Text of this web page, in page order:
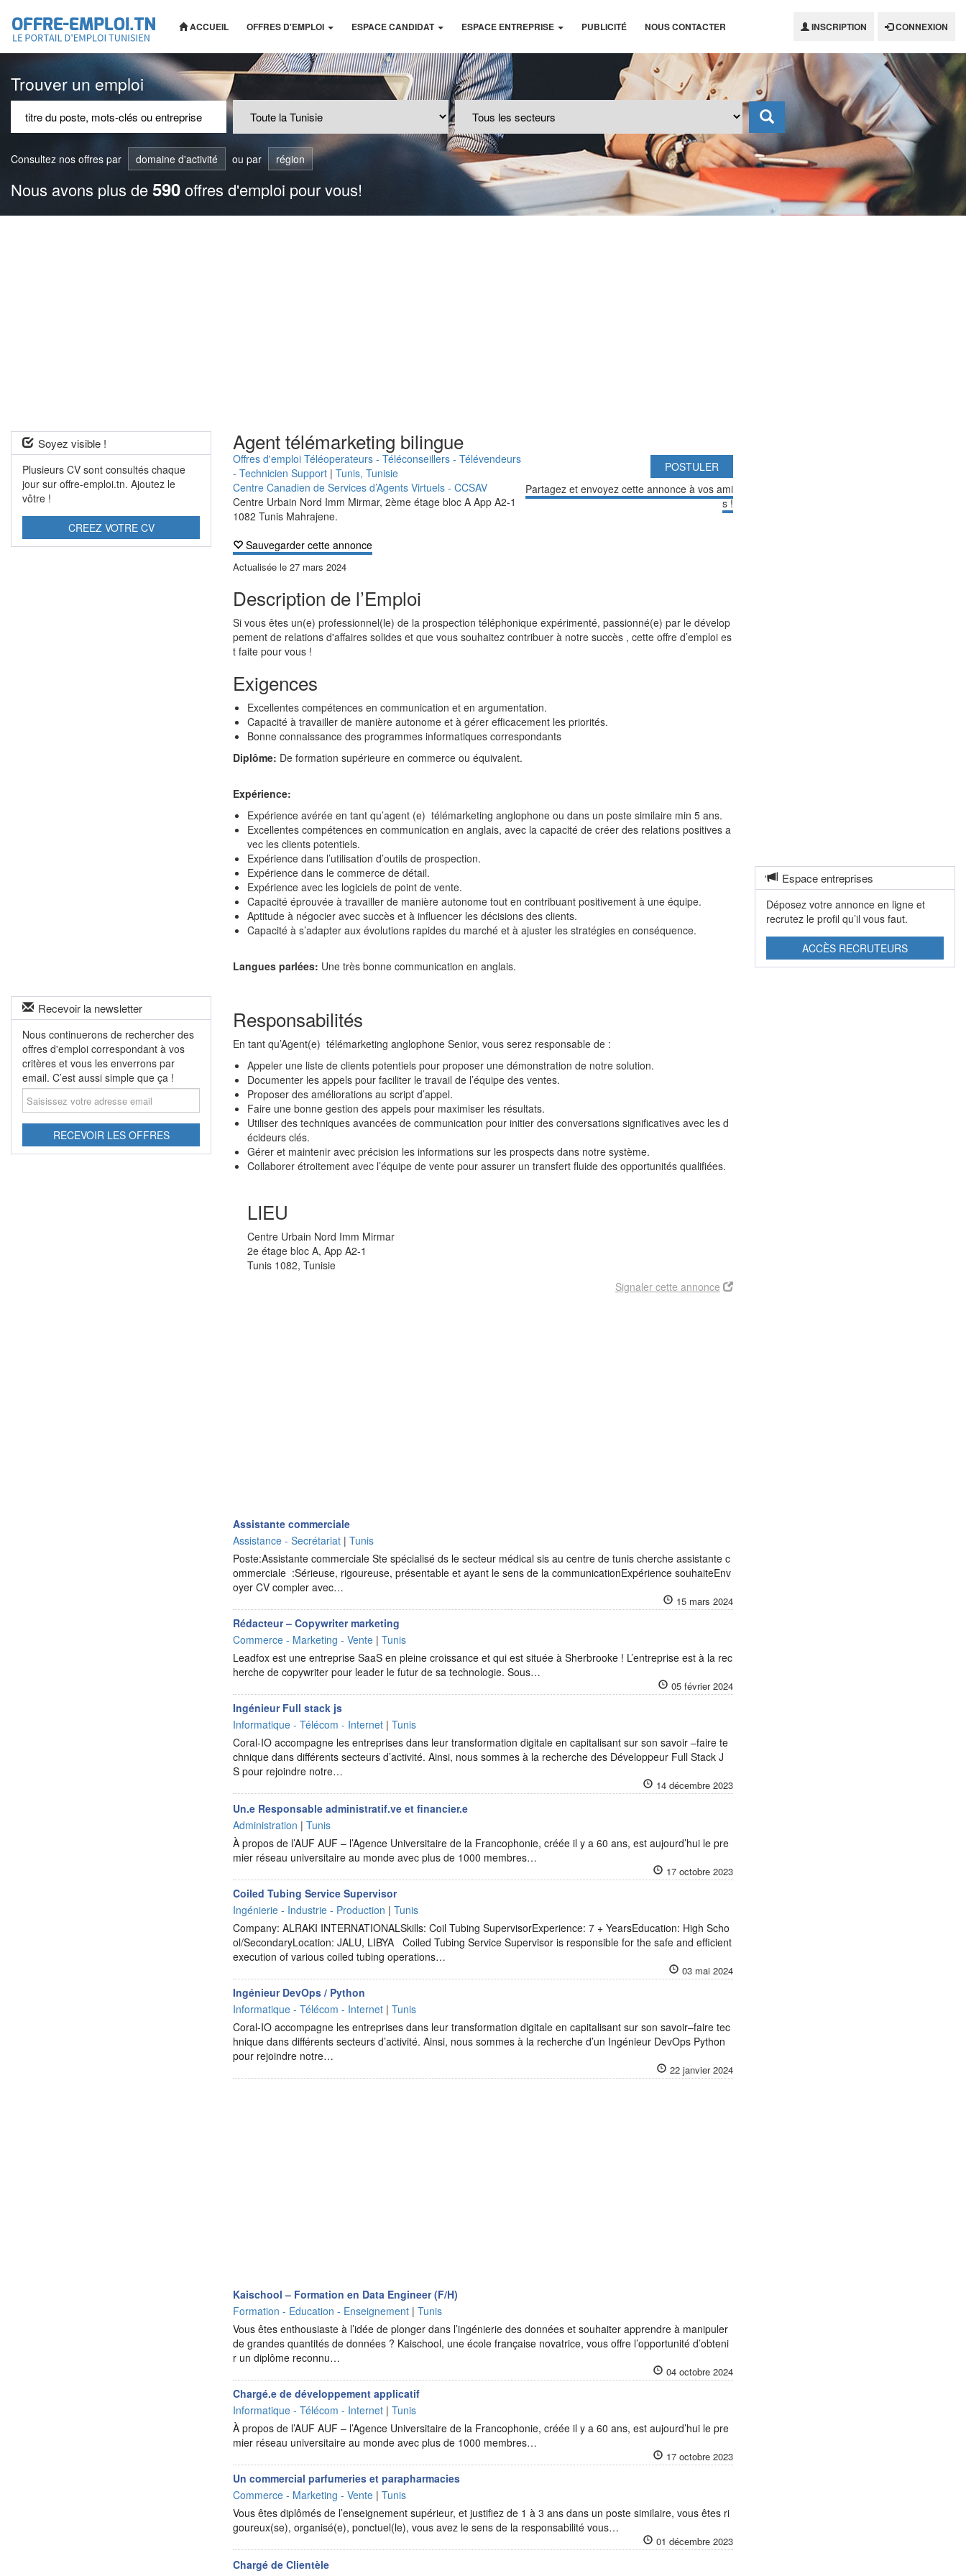
ACCUEIL OFFRES D'EMPLOI ESPACE CANDIDAT ESPACE ENTREPRISE PUBLICITÉ NOUS CONTACTER INSCRIPTION CONNEXION
Trouver un emploi
Consultez nos offres par domaine d'activité ou par région
Nous avons plus de590offres d'emploi pour vous!
Soyez visible !
Plusieurs CV sont consultés chaque
jour sur offre-emploi.tn. Ajoutez le
vôtre !
CREEZ VOTRE CV
Recevoir la newsletter
Nous continuerons de rechercher des
offres d'emploi correspondant à vos
critères et vous les enverrons par
email. C’est aussi simple que ça !
Saisissez
votre
adresse
RECEVOIR LES OFFRES
Agent télémarketing bilingue
Offres d'emploi Téléoperateurs - Téléconseillers - Télévendeurs
- Technicien Support |Tunis, Tunisie
Centre Canadien de Services d’Agents Virtuels - CCSAV
Centre Urbain Nord Imm Mirmar, 2ème étage bloc A App A2-1
1082 Tunis Mahrajene.
Sauvegarder cette annonce
Actualisée le27 mars 2024
POSTULER
Partagez et envoyez cette annonce à vos ami
s !
Description de l’Emploi
Si vous êtes un(e) professionnel(le) de la prospection téléphonique expérimenté, passionné(e) par le dévelop
pement de relations d'affaires solides et que vous souhaitez contribuer à notre succès , cette offre d’emploi es
t faite pour vous !
Exigences
Excellentes compétences en communication et en argumentation.
Capacité à travailler de manière autonome et à gérer efficacement les priorités.
Bonne connaissance des programmes informatiques correspondants
Diplôme: De formation supérieure en commerce ou équivalent.
Expérience:
Expérience avérée en tant qu’agent (e) télémarketing anglophone ou dans un poste similaire min 5 ans.
Excellentes compétences en communication en anglais, avec la capacité de créer des relations positives a
vec les clients potentiels.
Expérience dans l’utilisation d’outils de prospection.
Expérience dans le commerce de détail.
Expérience avec les logiciels de point de vente.
Capacité éprouvée à travailler de manière autonome tout en contribuant positivement à une équipe.
Aptitude à négocier avec succès et à influencer les décisions des clients.
Capacité à s’adapter aux évolutions rapides du marché et à ajuster les stratégies en conséquence.
Langues parlées: Une très bonne communication en anglais.
Responsabilités
En tant qu’Agent(e) télémarketing anglophone Senior, vous serez responsable de :
Appeler une liste de clients potentiels pour proposer une démonstration de notre solution.
Documenter les appels pour faciliter le travail de l’équipe des ventes.
Proposer des améliorations au script d’appel.
Faire une bonne gestion des appels pour maximiser les résultats.
Utiliser des techniques avancées de communication pour initier des conversations significatives avec les d
écideurs clés.
Gérer et maintenir avec précision les informations sur les prospects dans notre système.
Collaborer étroitement avec l’équipe de vente pour assurer un transfert fluide des opportunités qualifiées.
LIEU
Centre Urbain Nord Imm Mirmar
2e étage bloc A, App A2-1
Tunis 1082, Tunisie
Signaler cette annonce
Assistante commerciale
Assistance - Secrétariat |Tunis
Poste:Assistante commerciale Ste spécialisé ds le secteur médical sis au centre de tunis cherche assistante c
ommerciale :Sérieuse, rigoureuse, présentable et ayant le sens de la communicationExpérience souhaiteEnv
oyer CV compler avec…
15 mars 2024
Rédacteur – Copywriter marketing
Commerce - Marketing - Vente |Tunis
Leadfox est une entreprise SaaS en pleine croissance et qui est située à Sherbrooke ! L’entreprise est à la rec
herche de copywriter pour leader le futur de sa technologie. Sous…
05 février 2024
Ingénieur Full stack js
Informatique - Télécom - Internet |Tunis
Coral-IO accompagne les entreprises dans leur transformation digitale en capitalisant sur son savoir –faire te
chnique dans différents secteurs d’activité. Ainsi, nous sommes à la recherche des Développeur Full Stack J
S pour rejoindre notre…
14 décembre 2023
Un.e Responsable administratif.ve et financier.e
Administration |Tunis
À propos de l’AUF AUF – l’Agence Universitaire de la Francophonie, créée il y a 60 ans, est aujourd’hui le pre
mier réseau universitaire au monde avec plus de 1000 membres…
17 octobre 2023
Coiled Tubing Service Supervisor
Ingénierie - Industrie - Production |Tunis
Company: ALRAKI INTERNATIONALSkills: Coil Tubing SupervisorExperience: 7 + YearsEducation: High Scho
ol/SecondaryLocation: JALU, LIBYA Coiled Tubing Service Supervisor is responsible for the safe and efficient
execution of various coiled tubing operations…
03 mai 2024
Ingénieur DevOps / Python
Informatique - Télécom - Internet |Tunis
Coral-IO accompagne les entreprises dans leur transformation digitale en capitalisant sur son savoir–faire tec
hnique dans différents secteurs d’activité. Ainsi, nous sommes à la recherche d’un Ingénieur DevOps Python
pour rejoindre notre…
22 janvier 2024
Kaischool – Formation en Data Engineer (F/H)
Formation - Education - Enseignement |Tunis
Vous êtes enthousiaste à l’idée de plonger dans l’ingénierie des données et souhaiter apprendre à manipuler
de grandes quantités de données ? Kaischool, une école française novatrice, vous offre l’opportunité d’obteni
r un diplôme reconnu…
04 octobre 2024
Chargé.e de développement applicatif
Informatique - Télécom - Internet |Tunis
À propos de l’AUF AUF – l’Agence Universitaire de la Francophonie, créée il y a 60 ans, est aujourd’hui le pre
mier réseau universitaire au monde avec plus de 1000 membres…
17 octobre 2023
Un commercial parfumeries et parapharmacies
Commerce - Marketing - Vente |Tunis
Vous êtes diplômés de l’enseignement supérieur, et justifiez de 1 à 3 ans dans un poste similaire, vous êtes ri
goureux(se), organisé(e), ponctuel(le), vous avez le sens de la responsabilité vous…
01 décembre 2023
Chargé de Clientèle
Espace entreprises
Déposez votre annonce en ligne et
recrutez le profil qu’il vous faut.
ACCÈS RECRUTEURS